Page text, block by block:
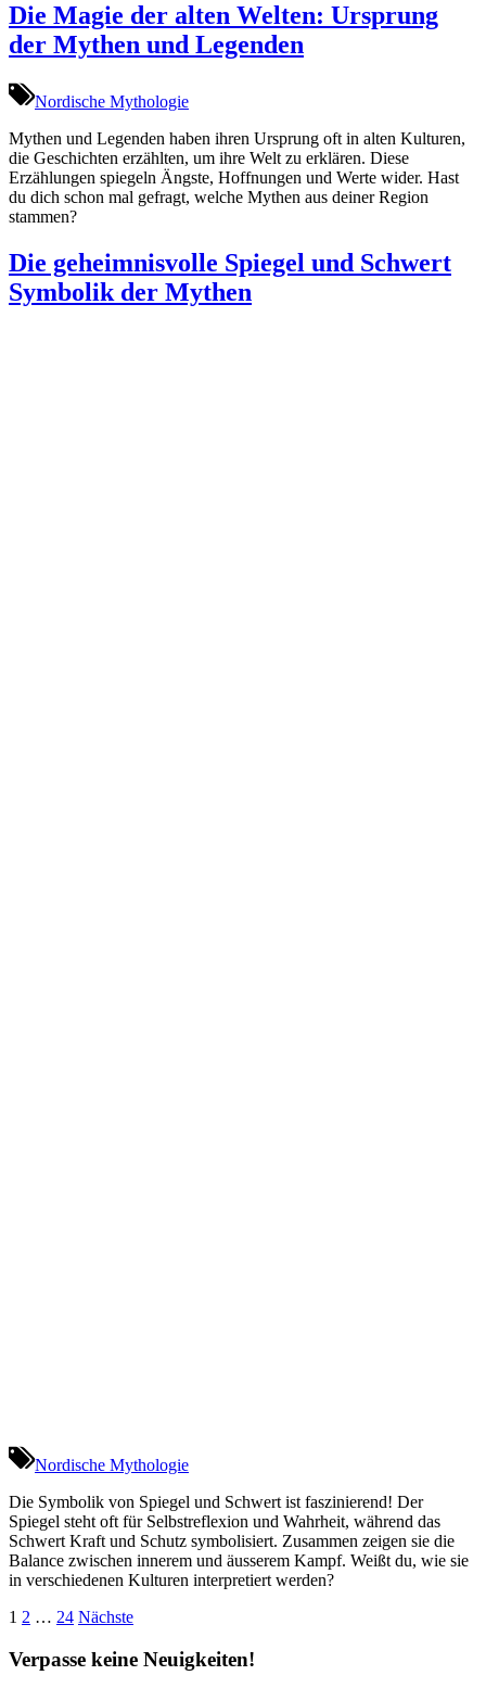
Die Magie der alten Welten: Ursprung
der Mythen und Legenden
Nordische Mythologie
Mythen und Legenden haben ihren Ursprung oft in alten Kulturen,
die Geschichten erzählten, um ihre Welt zu erklären. Diese
Erzählungen spiegeln Ängste, Hoffnungen und Werte wider. Hast
du dich schon mal gefragt, welche Mythen aus deiner Region
stammen?
Die geheimnisvolle Spiegel und Schwert
Symbolik der Mythen
Nordische Mythologie
Die Symbolik von Spiegel und Schwert ist faszinierend! Der
Spiegel steht oft für Selbstreflexion und Wahrheit, während das
Schwert Kraft und Schutz symbolisiert. Zusammen zeigen sie die
Balance zwischen innerem und äusserem Kampf. Weißt du, wie sie
in verschiedenen Kulturen interpretiert werden?
Seitennummerierung
der
Beiträge
1 2 … 24 Nächste
Verpasse keine Neuigkeiten!